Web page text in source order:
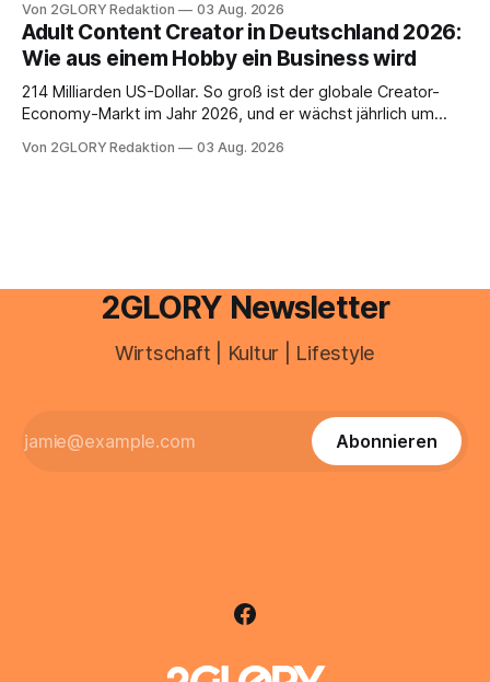
Drogerie – mehr ist zeitlich oft nicht drin. Dabei reagiert die
Haut empfindlich auf Stress, Schlafmangel und
Umwelteinflüsse: Sie wirkt müde, spannt oder neigt zu
Unreinheiten. Professionelle
Von 2GLORY Redaktion 03 Aug. 2026
Adult Content Creator in Deutschland 2026:
Wie aus einem Hobby ein Business wird
214 Milliarden US-Dollar. So groß ist der globale Creator-
Economy-Markt im Jahr 2026, und er wächst jährlich um
ist längst ein ernstzunehmender Wirtschaftszweig. Weltweit
Von 2GLORY Redaktion 03 Aug. 2026
2GLORY Newsletter
Wirtschaft | Kultur | Lifestyle
Abonnieren